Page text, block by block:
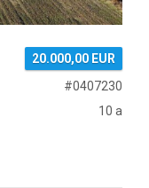
20.000,00 EUR
#0407230
10 a